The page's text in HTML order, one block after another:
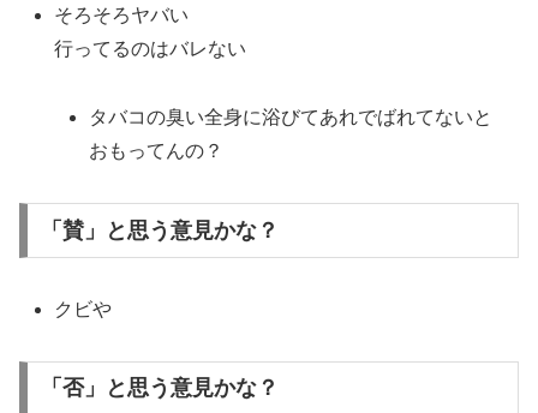
そろそろヤバい
行ってるのはバレない
タバコの臭い全身に浴びてあれでばれてないと
おもってんの？
「賛」と思う意見かな？
クビや
「否」と思う意見かな？